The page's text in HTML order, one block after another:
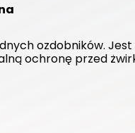
ozdobników.
ochronę przed